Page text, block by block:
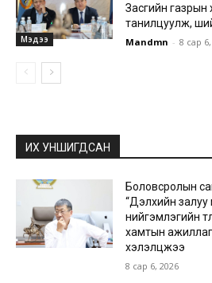
Мэдээ
Засгийн газрын
танилцуулж,
Mandmn - 8 сар
ИХ УНШИГДСАН
Боловсролын
“Дэлхийн залуу
нийгэмлэгийн
хамтын
хэлэлцжээ
8 сар 6, 2026